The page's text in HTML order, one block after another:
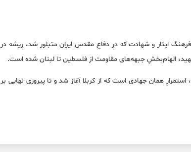
ایثار و شهادت که در دفاع مقدس ایران متبلور شد، ریشه در
الهام‌بخشِ جبهه‌های مقاومت از فلسطین تا لبنان شده است.
همان جهادی است که از کربلا آغاز شد و تا پیروزی نهایی بر